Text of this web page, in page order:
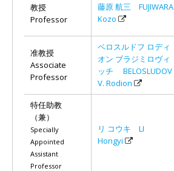
教授
Professor
藤原 航三 FUJIWARA
Kozo
准教授
Associate
Professor
ベロスルドフ ロディ
オン ブラジミロヴィ
ッチ BELOSLUDOV
V. Rodion
特任助教
（兼）
Specially
Appointed
Assistant
Professor
リ コウキ LI
Hongyi